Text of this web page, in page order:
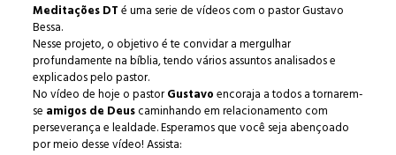
Meditações DTé uma serie de vídeos com o pastor Gustavo
Bessa.
Nesse projeto, o objetivo é te convidar a mergulhar
profundamente na bíblia, tendo vários assuntos analisados e
explicados pelo pastor.
No vídeo de hoje o pastorGustavoencoraja a todos a tornarem-
se amigos de Deuscaminhando em relacionamento com
perseverança e lealdade. Esperamos que você seja abençoado
por meio desse vídeo! Assista: